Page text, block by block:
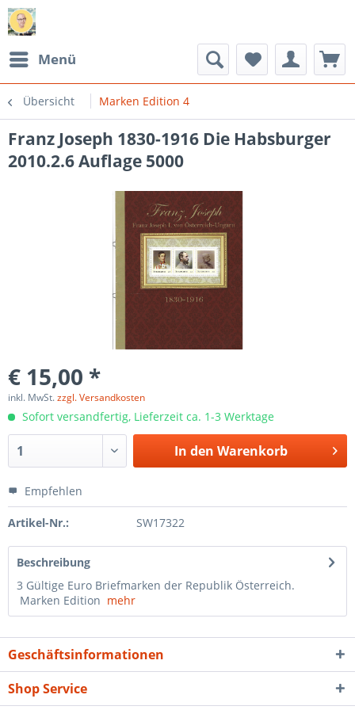
Menü
Übersicht Marken Edition 4
Franz Joseph 1830-1916 Die Habsburger
2010.2.6 Auflage 5000
€ 15,00 *
inkl. MwSt.zzgl. Versandkosten
Sofort versandfertig, Lieferzeit ca. 1-3 Werktage
In den Warenkorb
Empfehlen
Artikel-Nr.: SW17322
Beschreibung
3 Gültige Euro Briefmarken der Republik Österreich.
Marken Edition mehr
Geschäftsinformationen
Shop Service